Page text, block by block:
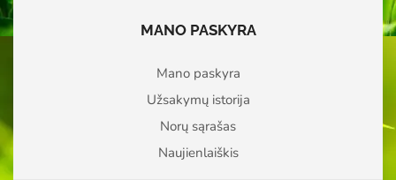
MANO PASKYRA
Mano paskyra
Užsakymų istorija
Norų sąrašas
Naujienlaiškis